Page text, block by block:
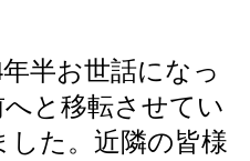
半お世話になっ
と移転させてい
た。近隣の皆様